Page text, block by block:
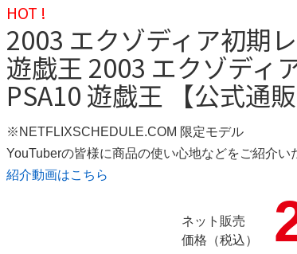
HOT !
2003 エクゾディア初期
遊戯王 2003 エクゾディ
PSA10 遊戯王 【公式通販
※NETFLIXSCHEDULE.COM 限定モデル
YouTuberの皆様に商品の使い心地などをご紹介い
紹介動画はこちら
ネット販売
価格（税込）